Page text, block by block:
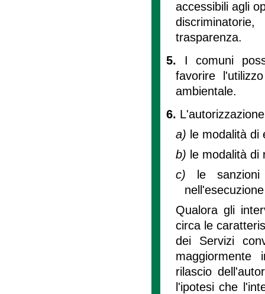
accessibili agli
trasparenza.
5. I comuni
favorire
ambientale.
6.
a) le modalità di
b) le modalità di
c)
le
Qualora gli
circa le
dei Servizi
maggiormente
rilascio
l'ipotesi che